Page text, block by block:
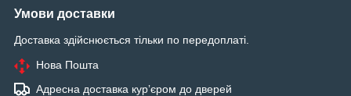
Умови доставки
Доставка здійснюється тільки по передоплаті.
Нова Пошта
Адресна доставка курʼєром до дверей